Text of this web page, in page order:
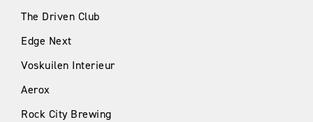
The Driven Club
Edge Next
Voskuilen Interieur
Aerox
Rock City Brewing